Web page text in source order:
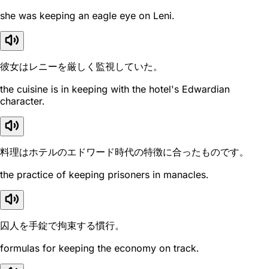
she was keeping an eagle eye on Leni.
彼女はレニーを厳しく監視していた。
the cuisine is in keeping with the hotel's Edwardian
character.
料理はホテルのエドワード時代の特徴に合ったものです。
the practice of keeping prisoners in manacles.
囚人を手錠で拘束する慣行。
formulas for keeping the economy on track.